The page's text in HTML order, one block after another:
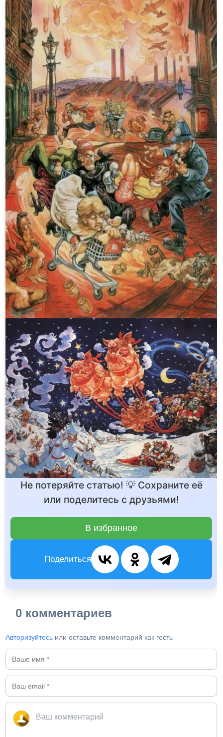
Не потеряйте статью! 💡 Сохраните её
или поделитесь с друзьями!
В избранное
Поделиться
0 комментариев
Авторизуйтесь или оставьте комментарий как гость